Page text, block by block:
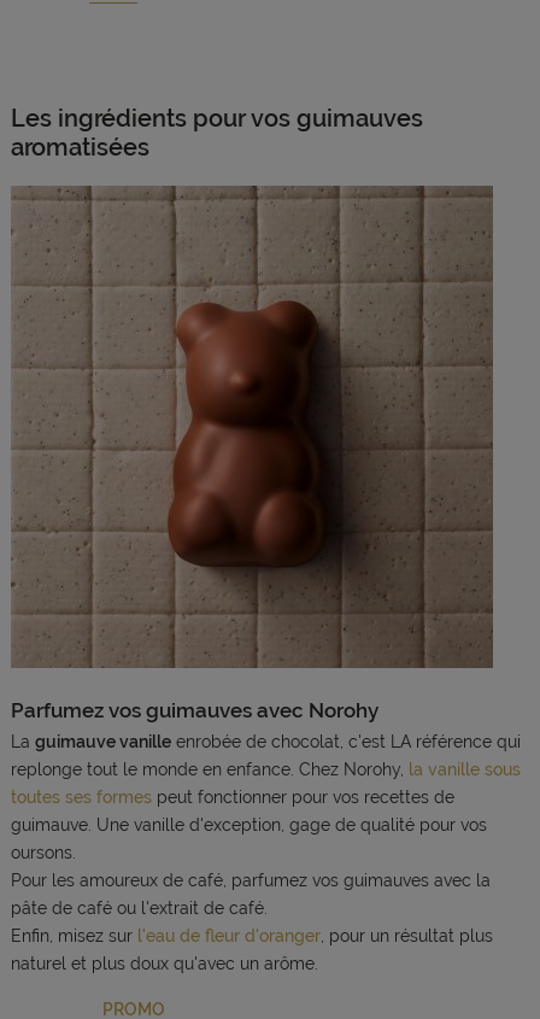
Les ingrédients pour vos guimauves
aromatisées
Parfumez vos guimauves avec Norohy
La guimauve vanilleenrobée de chocolat, c'est LA référence qui
replonge tout le monde en enfance. Chez Norohy, la vanille sous
toutes ses formespeut fonctionner pour vos recettes de
guimauve. Une vanille d'exception, gage de qualité pour vos
oursons.
Pour les amoureux de café, parfumez vos guimauves avec la
pâte de café ou l'extrait de café.
Enfin, misez sur l'eau de fleur d'oranger, pour un résultat plus
naturel et plus doux qu'avec un arôme.
PROMO